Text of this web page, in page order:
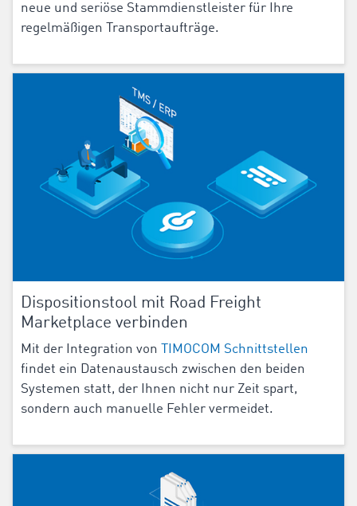
neue und seriöse Stammdienstleister für Ihre
regelmäßigen Transportaufträge.
Dispositionstool mit Road Freight
Marketplace verbinden
Mit der Integration von
TIMOCOM Schnittstellen
findet ein Datenaustausch zwischen den beiden
Systemen statt, der Ihnen nicht nur Zeit spart,
sondern auch manuelle Fehler vermeidet.